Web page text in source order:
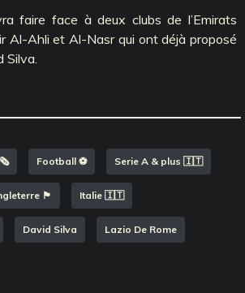
faire face à deux clubs de l’Emirats
Al-Ahli et Al-Nasr qui ont déjà proposé
🗞️ Football ⚽️ Serie A & plus 🇮🇹
🏴󠁧󠁢󠁥󠁮󠁧󠁿 Italie 🇮🇹
David Silva Lazio De Rome